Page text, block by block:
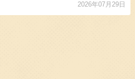
2026年07月29日